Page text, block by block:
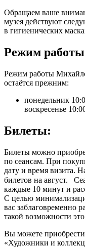
Обращаем ваше
музея действуют
в гигиенических
Режим
Режим работы
остаётся прежним:
понедельник
воскресенье
Билеты:
Билеты можно
по сеансам. При
дату и время визита.
билетов на
каждые 10 минут и
С целью
вас заблаговременно
такой возможности
Вы можете
«Художники и